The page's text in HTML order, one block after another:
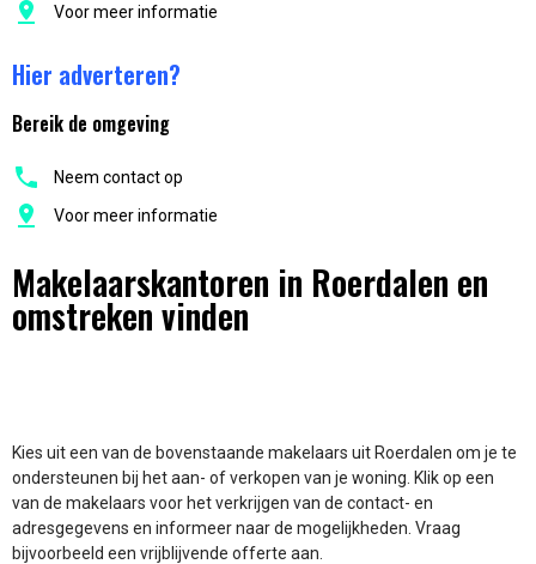
Voor meer informatie
Hier adverteren?
Bereik de omgeving
Neem contact op
Voor meer informatie
Makelaarskantoren in Roerdalen en
omstreken vinden
Kies uit een van de bovenstaande makelaars uit Roerdalen om je te
ondersteunen bij het aan- of verkopen van je woning. Klik op een
van de makelaars voor het verkrijgen van de contact- en
adresgegevens en informeer naar de mogelijkheden. Vraag
bijvoorbeeld een vrijblijvende offerte aan.